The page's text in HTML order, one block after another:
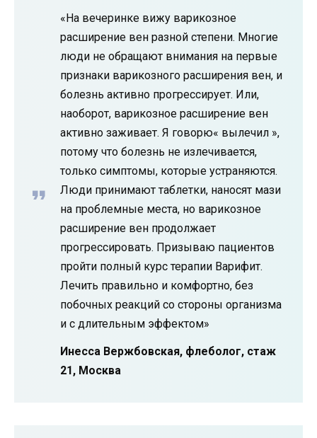
«На вечеринке вижу варикозное
расширение вен разной степени. Многие
люди не обращают внимания на первые
признаки варикозного расширения вен, и
болезнь активно прогрессирует. Или,
наоборот, варикозное расширение вен
активно заживает. Я говорю« вылечил »,
потому что болезнь не излечивается,
только симптомы, которые устраняются.
Люди принимают таблетки, наносят мази
на проблемные места, но варикозное
расширение вен продолжает
прогрессировать. Призываю пациентов
пройти полный курс терапии Варифит.
Лечить правильно и комфортно, без
побочных реакций со стороны организма
и с длительным эффектом»
Инесса Вержбовская, флеболог, стаж
21, Москва